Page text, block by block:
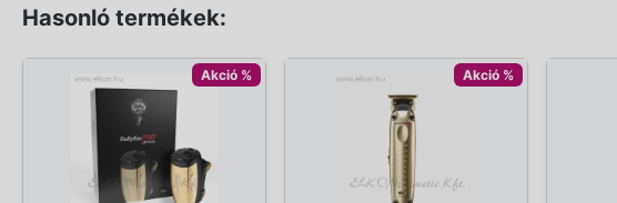
Hasonló termékek:
Akció % Akció %